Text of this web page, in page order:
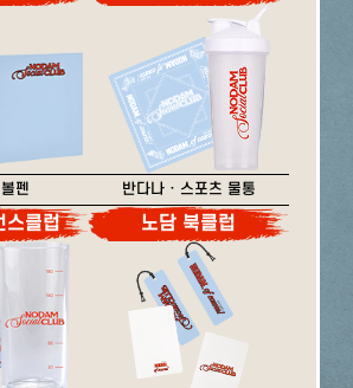
펜 반다나 · 스포츠 물통
스클럽 노담 북클럽